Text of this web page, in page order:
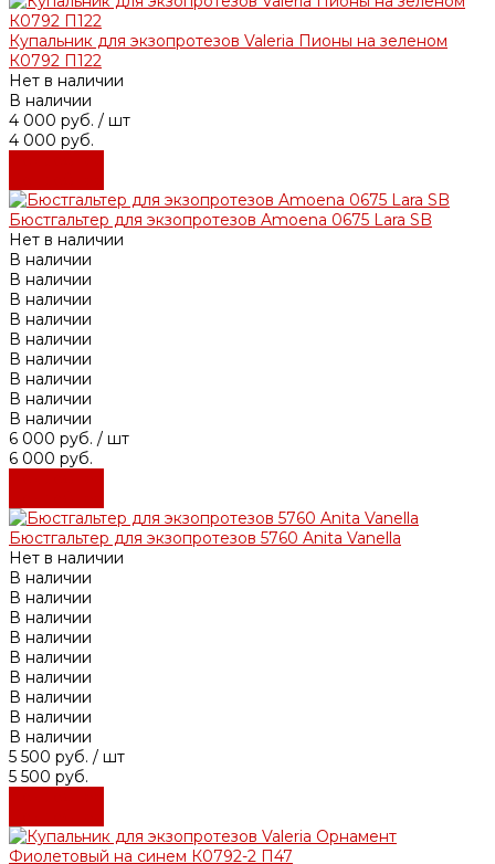
Купальник для экзопротезов Valeria Пионы на зеленом
К0792 П122
Нет в наличии
В наличии
4 000 руб. / шт
4 000 руб.
Бюстгальтер для экзопротезов Amoena 0675 Lara SB
Нет в наличии
В наличии
В наличии
В наличии
В наличии
В наличии
В наличии
В наличии
В наличии
В наличии
6 000 руб. / шт
6 000 руб.
Бюстгальтер для экзопротезов 5760 Anita Vanella
Нет в наличии
В наличии
В наличии
В наличии
В наличии
В наличии
В наличии
В наличии
В наличии
В наличии
5 500 руб. / шт
5 500 руб.